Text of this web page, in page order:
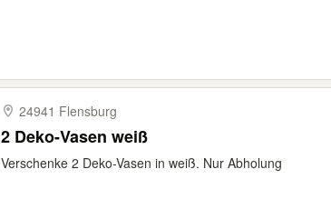
24941 Flensburg
2 Deko-Vasen weiß
Verschenke 2 Deko-Vasen in weiß. Nur Abholung